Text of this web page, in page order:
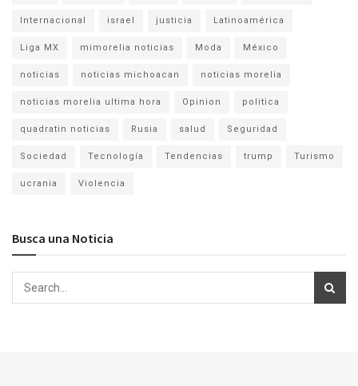
Internacional israel justicia Latinoamérica
Liga MX mimorelia noticias Moda México
noticias noticias michoacan noticias morelia
noticias morelia ultima hora Opinion politica
quadratin noticias Rusia salud Seguridad
Sociedad Tecnología Tendencias trump Turismo
ucrania Violencia
Busca una Noticia